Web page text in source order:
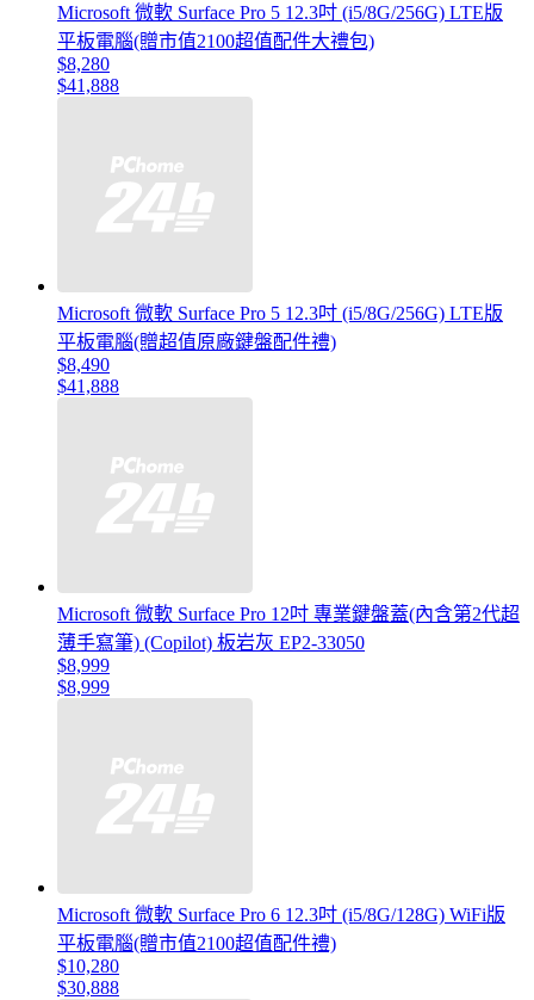
Microsoft 微軟 Surface Pro 5 12.3吋 (i5/8G/256G) LTE版
平板電腦(贈市值2100超值配件大禮包)
$8,280
$41,888
Microsoft 微軟 Surface Pro 5 12.3吋 (i5/8G/256G) LTE版
平板電腦(贈超值原廠鍵盤配件禮)
$8,490
$41,888
Microsoft 微軟 Surface Pro 12吋 專業鍵盤蓋(內含第2代超
薄手寫筆) (Copilot) 板岩灰 EP2-33050
$8,999
$8,999
Microsoft 微軟 Surface Pro 6 12.3吋 (i5/8G/128G) WiFi版
平板電腦(贈市值2100超值配件禮)
$10,280
$30,888